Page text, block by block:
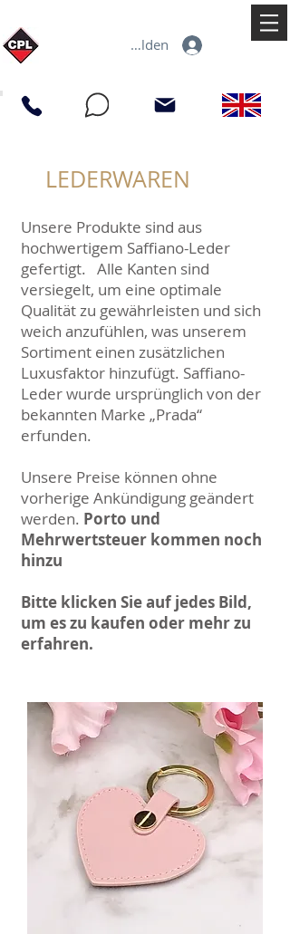
Anmelden
LEDERWAREN
Unsere Produkte sind aus
hochwertigem Saffiano-Leder
gefertigt. Alle Kanten sind
versiegelt, um eine optimale
Qualität zu gewährleisten und sich
weich anzufühlen, was unserem
Sortiment einen zusätzlichen
Luxusfaktor hinzufügt. Saffiano-
Leder wurde ursprünglich von der
bekannten Marke „Prada“
erfunden.
Unsere Preise können ohne
vorherige Ankündigung geändert
werden. Porto und
Mehrwertsteuer kommen noch
hinzu
Bitte klicken Sie auf jedes Bild,
um es zu kaufen oder mehr zu
erfahren.